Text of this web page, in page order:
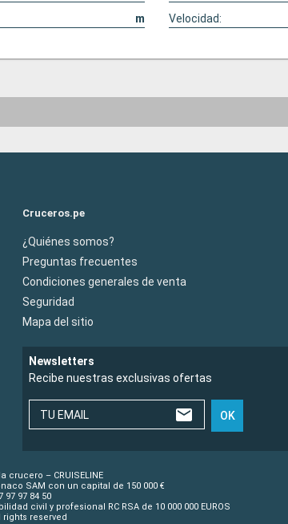
m Velocidad:
Cruceros.pe
¿Quiénes somos?
Preguntas frecuentes
Condiciones generales de venta
Seguridad
Mapa del sitio
Newsletters
Recibe nuestras exclusivas ofertas
TU EMAIL OK
– CRUISELINE
SAM con un capital de 150 000 €
97 97 84 50
civil y profesional RC RSA de 10 000 000 EUROS
rights reserved